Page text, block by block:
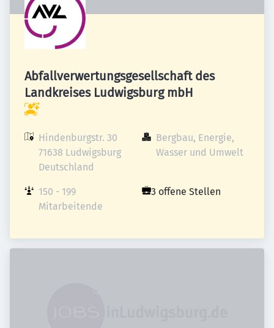
Abfallverwertungsgesellschaft des
Landkreises Ludwigsburg mbH
Hindenburgstr. 30
71638 Ludwigsburg
Deutschland
Bergbau, Energie,
Wasser und Umwelt
150 - 199
Mitarbeitende
3 offene Stellen